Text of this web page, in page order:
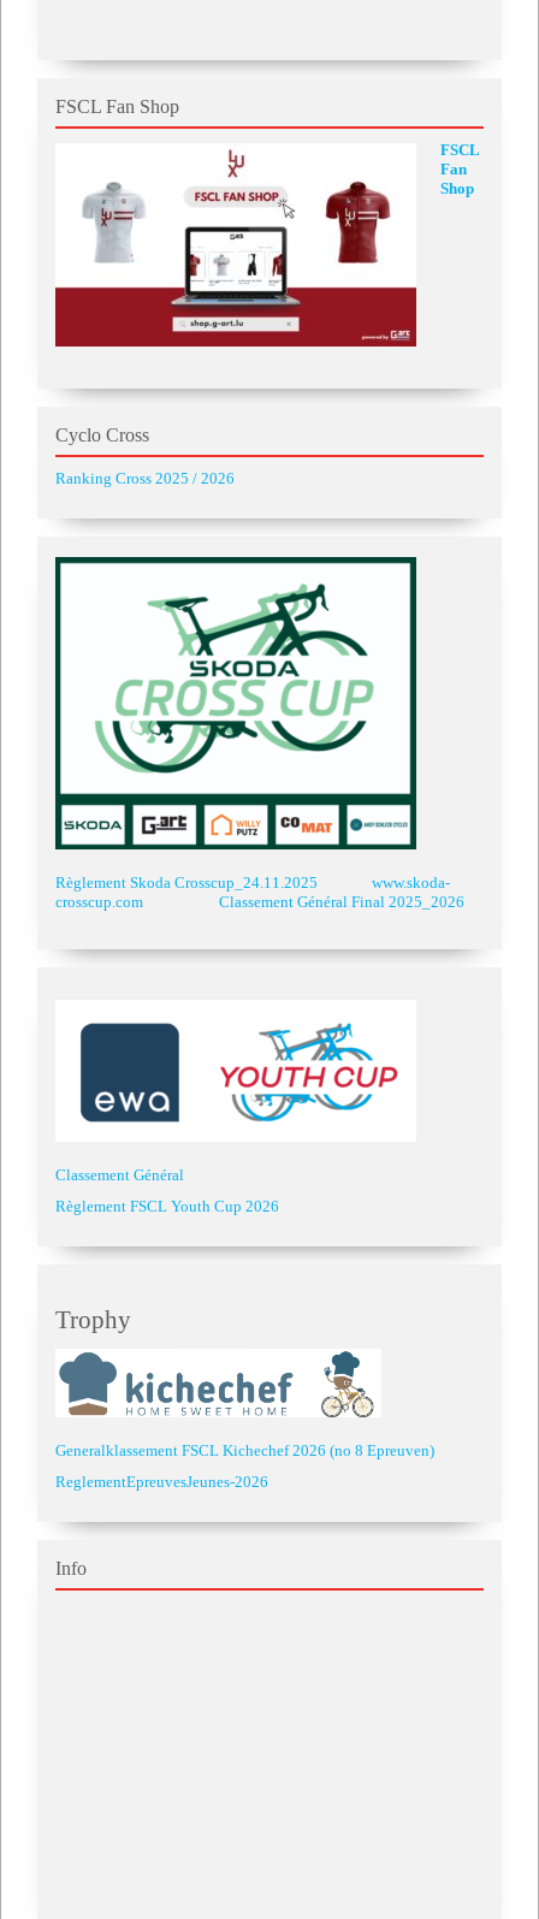
FSCL Fan Shop
FSCL
Fan
Shop
Cyclo Cross
Ranking Cross 2025 / 2026
Règlement Skoda Crosscup_24.11.2025
www.skoda-
crosscup.com
Classement Général Final 2025_2026
Classement Général
Règlement FSCL Youth Cup 2026
Trophy
Generalklassement FSCL Kichechef 2026 (no 8 Epreuven)
ReglementEpreuvesJeunes-2026
Info